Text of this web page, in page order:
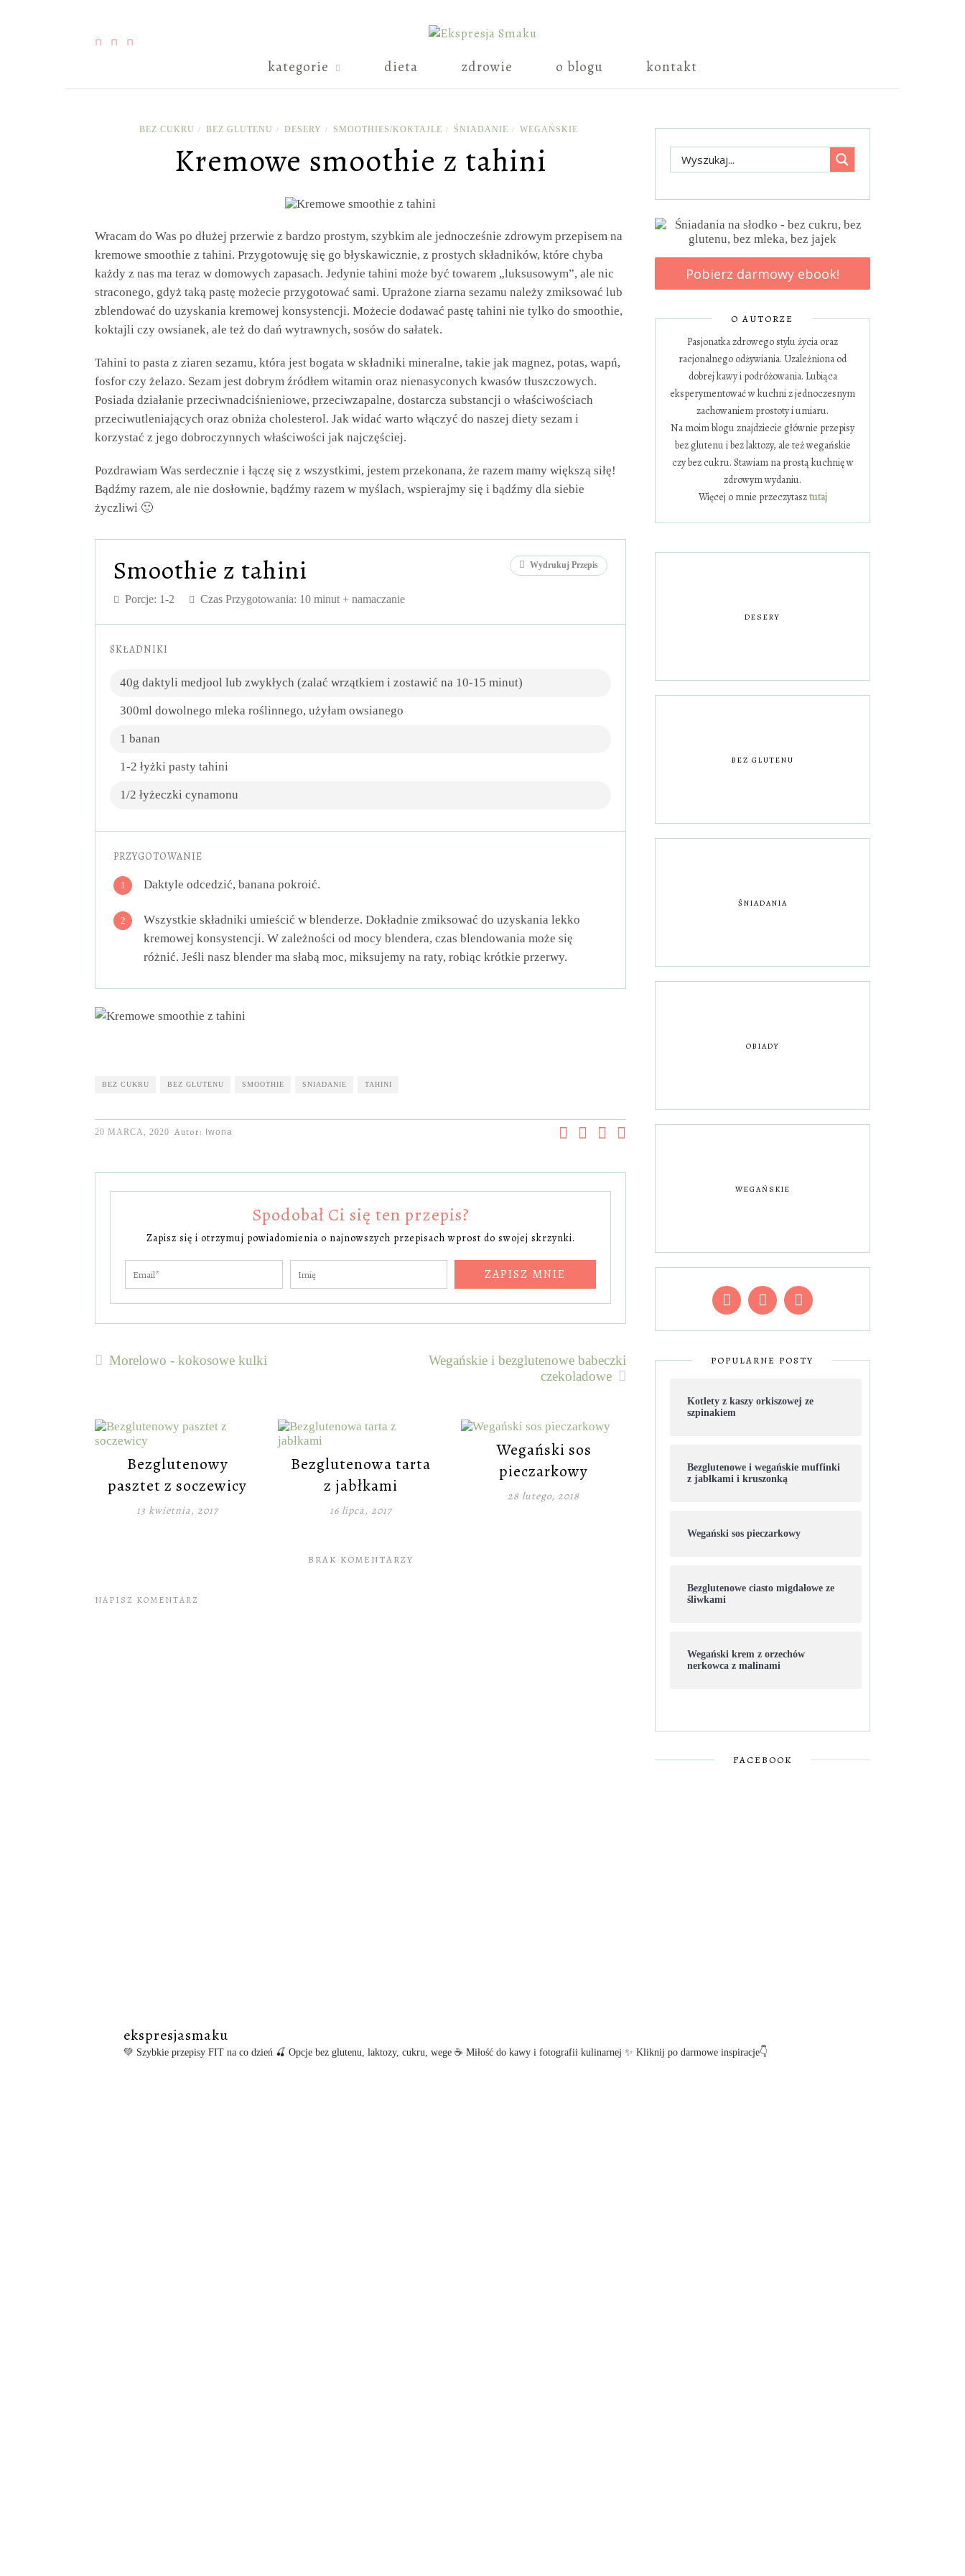
kategorie dieta zdrowie o blogu kontakt
BEZ CUKRU / BEZ GLUTENU / DESERY / SMOOTHIES/KOKTAJLE / ŚNIADANIE / WEGAŃSKIE
Kremowe smoothie z tahini
Wracam do Was po dłużej przerwie z bardzo prostym, szybkim ale jednocześnie zdrowym przepisem na
kremowe smoothie z tahini. Przygotowuję się go błyskawicznie, z prostych składników, które chyba
każdy z nas ma teraz w domowych zapasach. Jedynie tahini może być towarem „luksusowym”, ale nic
straconego, gdyż taką pastę możecie przygotować sami. Uprażone ziarna sezamu należy zmiksować lub
zblendować do uzyskania kremowej konsystencji. Możecie dodawać pastę tahini nie tylko do smoothie,
koktajli czy owsianek, ale też do dań wytrawnych, sosów do sałatek.
Tahini to pasta z ziaren sezamu, która jest bogata w składniki mineralne, takie jak magnez, potas, wapń,
fosfor czy żelazo. Sezam jest dobrym źródłem witamin oraz nienasyconych kwasów tłuszczowych.
Posiada działanie przeciwnadciśnieniowe, przeciwzapalne, dostarcza substancji o właściwościach
przeciwutleniających oraz obniża cholesterol. Jak widać warto włączyć do naszej diety sezam i
korzystać z jego dobroczynnych właściwości jak najczęściej.
Pozdrawiam Was serdecznie i łączę się z wszystkimi, jestem przekonana, że razem mamy większą siłę!
Bądźmy razem, ale nie dosłownie, bądźmy razem w myślach, wspierajmy się i bądźmy dla siebie
życzliwi 🙂
Smoothie z tahini Wydrukuj Przepis
Porcje: 1-2 Czas Przygotowania: 10 minut + namaczanie
SKŁADNIKI
40g daktyli medjool lub zwykłych (zalać wrzątkiem i zostawić na 10-15 minut)
300ml dowolnego mleka roślinnego, użyłam owsianego
1 banan
1-2 łyżki pasty tahini
1/2 łyżeczki cynamonu
PRZYGOTOWANIE
1 Daktyle odcedzić, banana pokroić.
2
Wszystkie składniki umieścić w blenderze. Dokładnie zmiksować do uzyskania lekko
kremowej konsystencji. W zależności od mocy blendera, czas blendowania może się
różnić. Jeśli nasz blender ma słabą moc, miksujemy na raty, robiąc krótkie przerwy.
BEZ CUKRU BEZ GLUTENU SMOOTHIE SNIADANIE TAHINI
20 MARCA, 2020 Autor: Iwona
Spodobał Ci się ten przepis?
Zapisz się i otrzymuj powiadomienia o najnowszych przepisach wprost do swojej skrzynki.
ZAPISZ MNIE
Morelowo - kokosowe kulki
Wegańskie i bezglutenowe babeczki
czekoladowe
Bezglutenowy
pasztet z soczewicy
13 kwietnia, 2017
Bezglutenowa tarta
z jabłkami
16 lipca, 2017
Wegański sos
pieczarkowy
28 lutego, 2018
BRAK KOMENTARZY
NAPISZ KOMENTARZ
Pobierz darmowy ebook!
O AUTORZE
Pasjonatka zdrowego stylu życia oraz
racjonalnego odżywiania. Uzależniona od
dobrej kawy i podróżowania. Lubiąca
eksperymentować w kuchni z jednoczesnym
zachowaniem prostoty i umiaru.
Na moim blogu znajdziecie głównie przepisy
bez glutenu i bez laktozy, ale też wegańskie
czy bez cukru. Stawiam na prostą kuchnię w
zdrowym wydaniu.
Więcej o mnie przeczytasztutaj
DESERY
BEZ GLUTENU
ŚNIADANIA
OBIADY
WEGAŃSKIE
POPULARNE POSTY
Kotlety z kaszy orkiszowej ze
szpinakiem
Bezglutenowe i wegańskie muffinki
z jabłkami i kruszonką
Wegański sos pieczarkowy
Bezglutenowe ciasto migdałowe ze
śliwkami
Wegański krem z orzechów
nerkowca z malinami
FACEBOOK
ekspresjasmaku
💚 Szybkie przepisy FIT na co dzień 🍒 Opcje bez glutenu, laktozy, cukru, wege ☕ Miłość do kawy i fotografii kulinarnej ✨ Kliknij po darmowe inspiracje👇